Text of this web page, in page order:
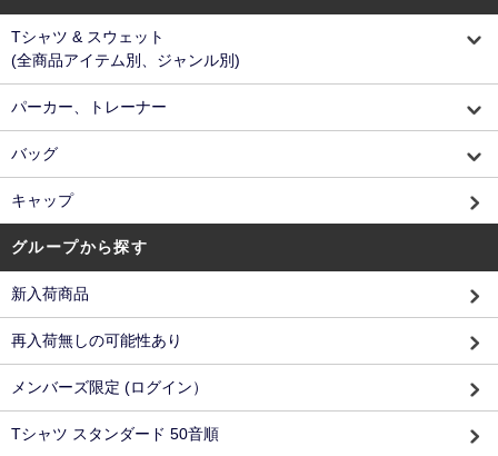
Tシャツ & スウェット
(全商品アイテム別、ジャンル別)
パーカー、トレーナー
バッグ
キャップ
グループから探す
新入荷商品
再入荷無しの可能性あり
メンバーズ限定 (ログイン）
Tシャツ スタンダード 50音順